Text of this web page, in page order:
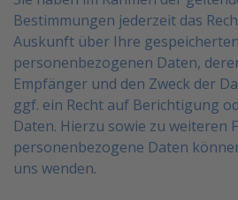
Bestimmungen jederzeit das
Auskunft über Ihre gespeicherten
personenbezogenen Daten,
Empfänger und den Zweck der
ggf. ein Recht auf Berichtigung
Daten. Hierzu sowie zu weiteren
personenbezogene Daten
uns wenden.